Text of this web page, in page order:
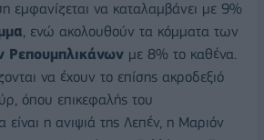
εμφανίζεται να καταλαμβάνει με 9%
, ενώ ακολουθούν τα κόμματα των
Ρεπουμπλικάνων με 8% το καθένα.
να έχουν το επίσης ακροδεξιό
όπου επικεφαλής του
η ανιψιά της Λεπέν, η Μαριόν